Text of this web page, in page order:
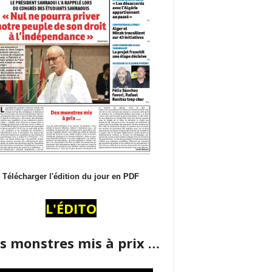
Télécharger l'édition du jour en PDF
L'ÉDITO
monstres mis à prix …